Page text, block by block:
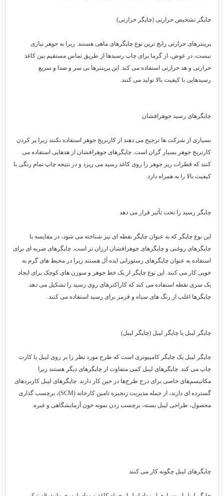
چاپگر تشخیص حرارتی (چاپگر حرارتی)
پرینترهای حرارتی رایج ترین نوع چاپگرهای ماهی هستند. زیرا به جوهر نیازی
نیست، در عوض، از گرما برای چاپ رسیدها از طریق تماس مستقیم بین کاغذ
حرارتی و هد حرارتی استفاده می کند. این پرینترها بی سر و صدا و سریع
رسیدهایی با کیفیت بالا تولید می کنند.
چاپگرهای رسید جوهرافشان
بسیاری از شرکت ها ترجیح می دهند از کارتریج جوهر استفاده نکنند زیرا پر کردن
کارتریج جوهر بسیار گران است. چاپگرهای جوهرافشان از هدهایی استفاده می
کنند که قطرات ریز جوهر را روی کاغذ رسید می ریزد و در نتیجه چاپ تمام رنگی با
کیفیت بالا را به همراه دارد.
چاپگر رسید را تحت تأثیر قرار می دهد
این نوع چاپگر که به عنوان چاپگر نقطه ای نیز شناخته می شود، در مقایسه با
چاپگرهای روغنی و چاپگرهای جوهرافشان ارزان تر است. چاپگرهای ضربه ای برای
استفاده به عنوان چاپگرهای رستورانی ایده آل هستند زیرا در محیط های گرم به
خوبی کار می کنند. این نوع چاپگر از یک خط جوهر و سوزن های کوچک برای ایجاد
یک سری نقطه استفاده می کند که کاراکترهای روی رسید را تشکیل می دهد.
چاپگرها اغلب از رنگ های سیاه و قرمز برای رسید استفاده می کنند.
چاپگر لیبل یا چاپگر لیبل (چاپگر لیبل)
چاپگر لیبل یک چاپگر کامپیوتری است که طرح مورد نظر را بر روی لیبل یا کارت
چاپ می کند. چاپگرهای لیبل کمی متفاوت از چاپگرهای دیگر هستند زیرا
مکانیسم‌های خاصی برای درج طرح‌ها در حین کار دارند. چاپگرهای لیبل کاربردهای
گسترده ای دارند، از جمله مدیریت زنجیره تامین کارخانه (SCM)، برچسب گذاری
محصول، طراحی لیبل بسته، برچسب زدن نمونه خون آزمایشگاهی و غیره.
چاپگرهای لیبل چگونه کار می کنند